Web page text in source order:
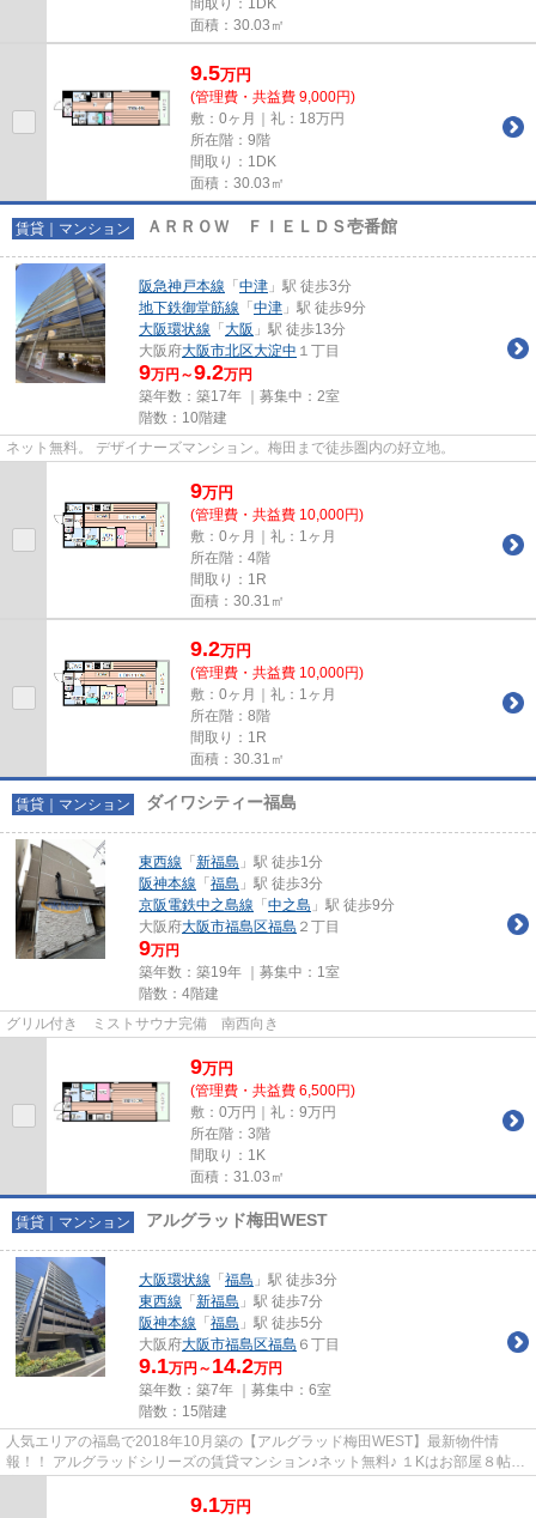
間取り：1DK
面積：30.03㎡
9.5万円
(管理費・共益費 9,000円)
敷：0ヶ月｜礼：18万円
所在階：9階
間取り：1DK
面積：30.03㎡
賃貸｜マンション ＡＲＲＯＷ ＦＩＥＬＤＳ壱番館
阪急神戸本線 「 中津 」駅 徒歩3分
地下鉄御堂筋線 「 中津 」駅 徒歩9分
大阪環状線 「 大阪 」駅 徒歩13分
大阪府大阪市北区大淀中 １丁目
9万円～9.2万円
築年数：築17年 ｜募集中： 2室
階数：10階建
ネット無料。 デザイナーズマンション。梅田まで徒歩圏内の好立地。
9万円
(管理費・共益費 10,000円)
敷：0ヶ月｜礼：1ヶ月
所在階：4階
間取り：1R
面積：30.31㎡
9.2万円
(管理費・共益費 10,000円)
敷：0ヶ月｜礼：1ヶ月
所在階：8階
間取り：1R
面積：30.31㎡
賃貸｜マンション ダイワシティー福島
東西線 「 新福島 」駅 徒歩1分
阪神本線 「 福島 」駅 徒歩3分
京阪電鉄中之島線 「 中之島 」駅 徒歩9分
大阪府大阪市福島区福島 ２丁目
9万円
築年数：築19年 ｜募集中： 1室
階数：4階建
グリル付き ミストサウナ完備 南西向き
9万円
(管理費・共益費 6,500円)
敷：0万円｜礼：9万円
所在階：3階
間取り：1K
面積：31.03㎡
賃貸｜マンション アルグラッド梅田WEST
大阪環状線 「 福島 」駅 徒歩3分
東西線 「 新福島 」駅 徒歩7分
阪神本線 「 福島 」駅 徒歩5分
大阪府大阪市福島区福島 ６丁目
9.1万円～ 14.2万円
築年数：築7年 ｜募集中： 6室
階数：15階建
人気エリアの福島で2018年10月築の【アルグラッド梅田WEST】最新物件情
報！！ アルグラッドシリーズの賃貸マンション♪ネット無料♪ １Kはお部屋８帖と
9.1万円